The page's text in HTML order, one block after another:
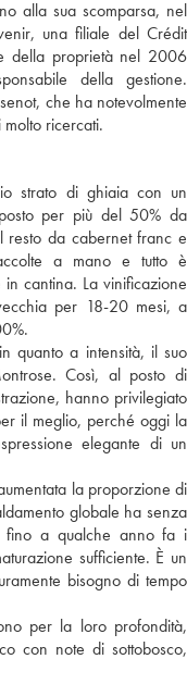
alla sua scomparsa, nel
una filiale del Crédit
della proprietà nel 2006
della gestione.
che ha notevolmente
ricercati.
strato di ghiaia con un
per più del 50% da
resto da cabernet franc e
a mano e tutto è
cantina. La vinificazione
per 18-20 mesi, a
quanto a intensità, il suo
Così, al posto di
hanno privilegiato
il meglio, perché oggi la
elegante di un
la proporzione di
globale ha senza
fino a qualche anno fa i
sufficiente. È un
bisogno di tempo
per la loro profondità,
con note di sottobosco,